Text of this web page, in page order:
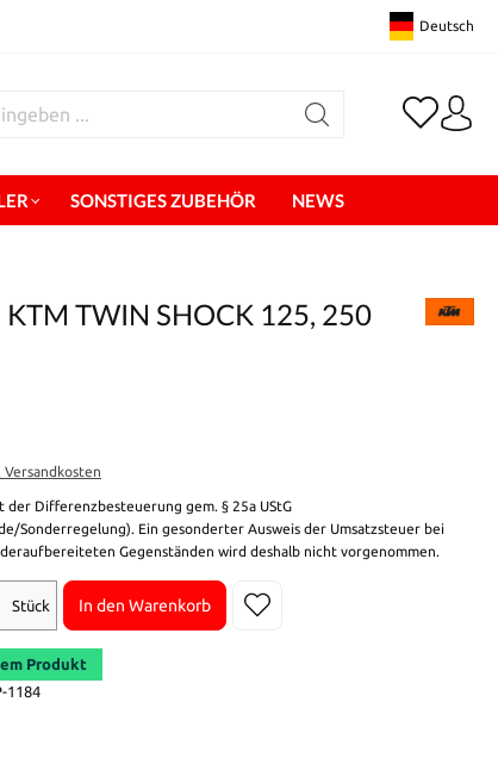
Deutsch
SONSTIGES ZUBEHÖR NEWS
TWIN SHOCK 125, 250
Versandkosten
Differenzbesteuerung gem. § 25a UStG
Sonderregelung). Ein gesonderter Ausweis der Umsatzsteuer bei
Gegenständen wird deshalb nicht vorgenommen.
Stück
In den Warenkorb
Produkt
1184